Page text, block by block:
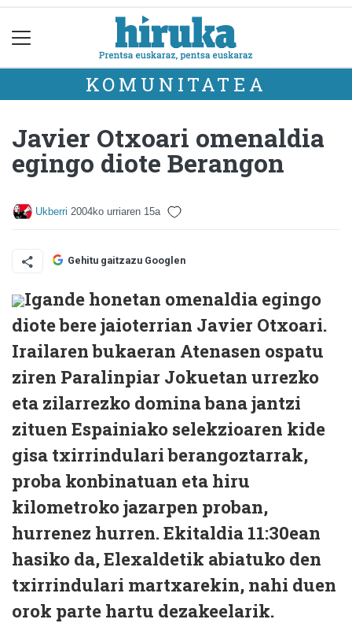
KOMUNITATEA
Javier Otxoari omenaldia
egingo diote Berangon
Ukberri 2004ko urriaren 15a
Gehitu gaitzazu Googlen
Igande honetan omenaldia egingo
diote bere jaioterrian Javier Otxoari.
Irailaren bukaeran Atenasen ospatu
ziren Paralinpiar Jokuetan urrezko
eta zilarrezko domina bana jantzi
zituen Espainiako selekzioaren kide
gisa txirrindulari berangoztarrak,
proba konbinatuan eta hiru
kilometroko jazarpen proban,
hurrenez hurren. Ekitaldia 11:30ean
hasiko da, Elexaldetik abiatuko den
txirrindulari martxarekin, nahi duen
orok parte hartu dezakeelarik.